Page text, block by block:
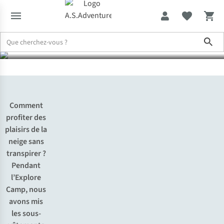
de Smartwool
Comment
profiter des
plaisirs de la
neige sans
transpirer ?
Pendant
l’Explore
Camp, nous
avons mis
les sous-